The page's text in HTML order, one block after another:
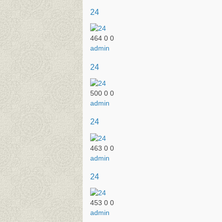
24
464 0 0
admin
24
500 0 0
admin
24
463 0 0
admin
24
453 0 0
admin